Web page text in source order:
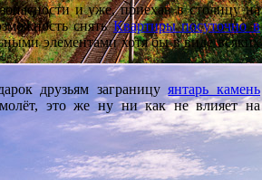
и уже, приехав в столицу на
снятьКвартиры посуточно в
элементами хотя бы в виде всяких
друзьям заграницуянтарь камень
это же ну ни как не влияет на